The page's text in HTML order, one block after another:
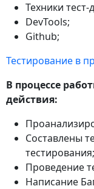
Техники тест-
DevTools;
Github;
Тестирование в
В процессе
действия:
Составлены
тестирования;
Проведение
Написание